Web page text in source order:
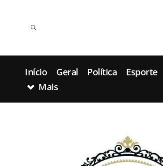
Início Geral Política Esporte
Mais